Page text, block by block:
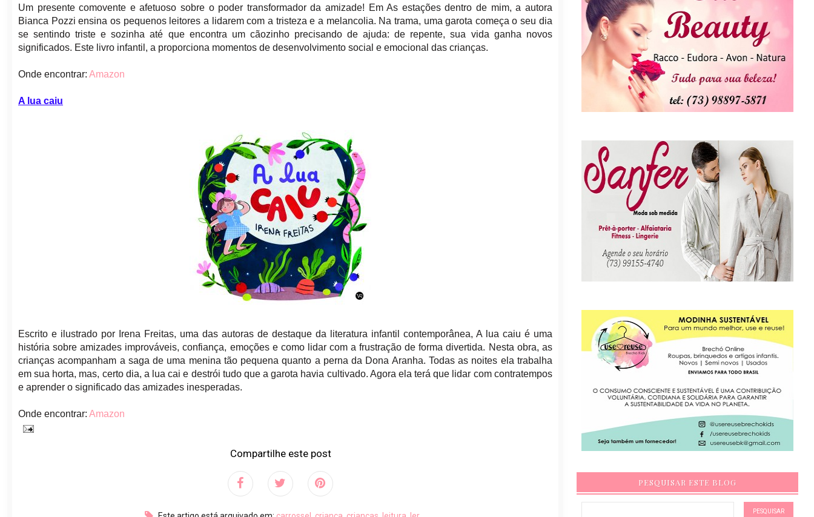
Um presente comovente e afetuoso sobre o poder transformador da amizade! Em As estações dentro de mim, a autora
Bianca Pozzi ensina os pequenos leitores a lidarem com a tristeza e a melancolia. Na trama, uma garota começa o seu dia
se sentindo triste e sozinha até que encontra um cãozinho precisando de ajuda: de repente, sua vida ganha novos
significados. Este livro infantil, a proporciona momentos de desenvolvimento social e emocional das crianças.
Onde encontrar: Amazon
A lua caiu
Escrito e ilustrado por Irena Freitas, uma das autoras de destaque da literatura infantil contemporânea, A lua caiu é uma
história sobre amizades improváveis, confiança, emoções e como lidar com a frustração de forma divertida. Nesta obra, as
crianças acompanham a saga de uma menina tão pequena quanto a perna da Dona Aranha. Todas as noites ela trabalha
em sua horta, mas, certo dia, a lua cai e destrói tudo que a garota havia cultivado. Agora ela terá que lidar com contratempos
e aprender o significado das amizades inesperadas.
Onde encontrar: Amazon
Compartilhe este post
PESQUISAR ESTE BLOG